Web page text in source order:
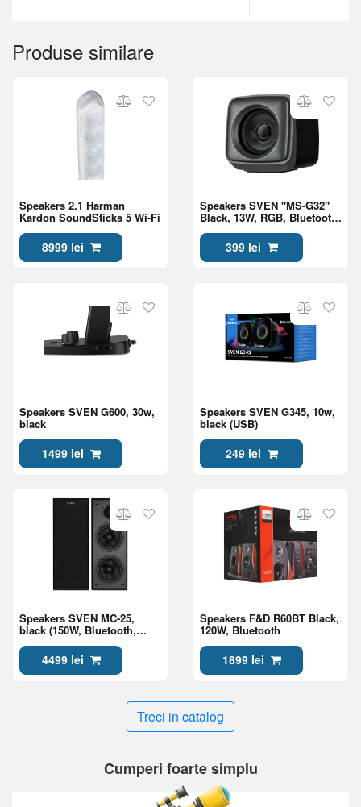
Produse similare
Speakers 2.1 Harman
Kardon SoundSticks 5 Wi-Fi
8999 lei
Speakers SVEN "MS-G32"
Black, 13W, RGB, Bluetooth,
399 lei
Speakers SVEN G600, 30w,
black
1499 lei
Speakers SVEN G345, 10w,
black (USB)
249 lei
Speakers SVEN MC-25,
black (150W, Bluetooth,
4499 lei
Speakers F&D R60BT Black,
120W, Bluetooth
1899 lei
Treci in catalog
Cumperi foarte simplu